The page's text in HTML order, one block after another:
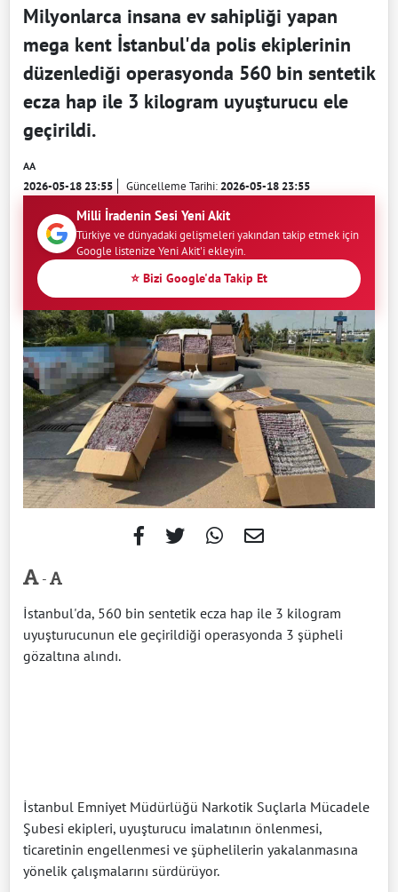
Milyonlarca insana ev sahipliği yapan
mega kent İstanbul'da polis ekiplerinin
düzenlediği operasyonda 560 bin sentetik
ecza hap ile 3 kilogram uyuşturucu ele
geçirildi.
AA
2026-05-18 23:55 Güncelleme Tarihi:2026-05-18 23:55
Milli İradenin Sesi Yeni Akit
Türkiye ve dünyadaki gelişmeleri yakından takip etmek için
Google listenize Yeni Akit'i ekleyin.
⭐ Bizi Google'da Takip Et
-
İstanbul'da, 560 bin sentetik ecza hap ile 3 kilogram
uyuşturucunun ele geçirildiği operasyonda 3 şüpheli
gözaltına alındı.
İstanbul Emniyet Müdürlüğü Narkotik Suçlarla Mücadele
Şubesi ekipleri, uyuşturucu imalatının önlenmesi,
ticaretinin engellenmesi ve şüphelilerin yakalanmasına
yönelik çalışmalarını sürdürüyor.